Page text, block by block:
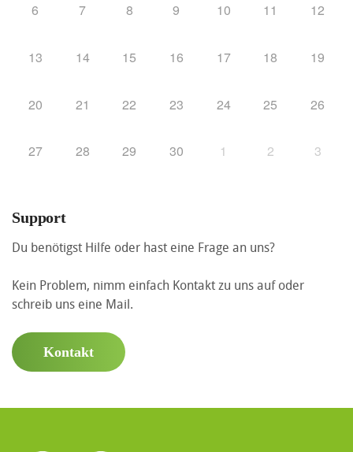
6 7 8 9 10 11 12
13 14 15 16 17 18 19
20 21 22 23 24 25 26
27 28 29 30 1 2 3
Support
Du benötigst Hilfe oder hast eine Frage an uns?
Kein Problem, nimm einfach Kontakt zu uns auf oder
schreib uns eine Mail.
Kontakt